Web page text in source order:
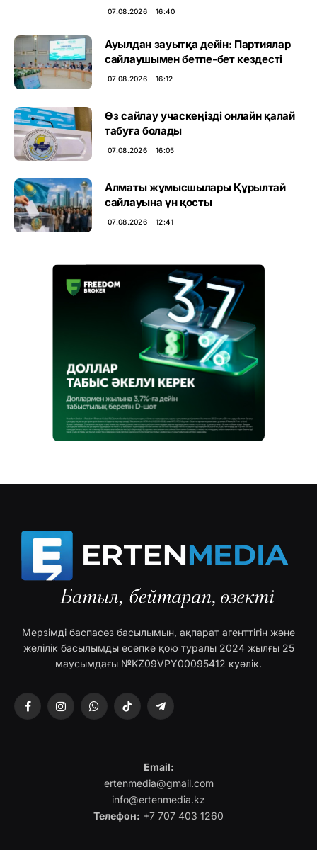
07.08.2026 ∣ 16:40
Ауылдан зауытқа дейін: Партиялар
сайлаушымен бетпе-бет кездесті
07.08.2026 ∣ 16:12
Өз сайлау учаскеңізді онлайн қалай
табуға болады
07.08.2026 ∣ 16:05
Алматы жұмысшылары Құрылтай
сайлауына үн қосты
07.08.2026 ∣ 12:41
Мерзімді баспасөз басылымын, ақпарат агенттігін және
желілік басылымды есепке қою туралы 2024 жылғы 25
маусымдағы №KZ09VPY00095412 куәлік.
FacebookInstagramWhatsAppTikTok Telegram
Email:
ertenmedia@gmail.com
info@ertenmedia.kz
Телефон: +7 707 403 1260